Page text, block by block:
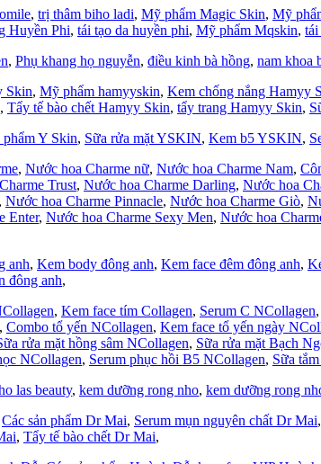
, trị thâm biho ladi, Mỹ phẩm Magic Skin, Mỹ
Huyền Phi, tái tạo da huyền phi, Mỹ phẩm Mqskin,
, Phụ khang họ nguyễn, điều kinh bà hồng, nam khoa
Skin, Mỹ phẩm hamyyskin, Kem chống nắng Hamyy
, Tẩy tế bào chết Hamyy Skin, tẩy trang Hamyy Skin,
phẩm Y Skin, Sữa rửa mặt YSKIN, Kem b5 YSKIN,
, Nước hoa Charme nữ, Nước hoa Charme Nam,
Trust, Nước hoa Charme Darling, Nước hoa
, Nước hoa Charme Pinnacle, Nước hoa Charme Giò,
Enter, Nước hoa Charme Sexy Men, Nước hoa
anh, Kem body đông anh, Kem face đêm đông anh,
đông anh,
, Kem face tím Collagen, Serum C NCollagen,
, Combo tổ yến NCollagen, Kem face tổ yến ngày
rửa mặt hồng sâm NCollagen, Sữa rửa mặt Bạch
NCollagen, Serum phục hồi B5 NCollagen, Sữa
las beauty, kem dưỡng rong nho, kem dưỡng rong
Các sản phẩm Dr Mai, Serum mụn nguyên chất Dr Mai,
, Tẩy tế bào chết Dr Mai,